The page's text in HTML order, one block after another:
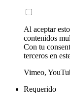
Al aceptar
contenidos
Con tu
terceros en
Vimeo,
Requerido